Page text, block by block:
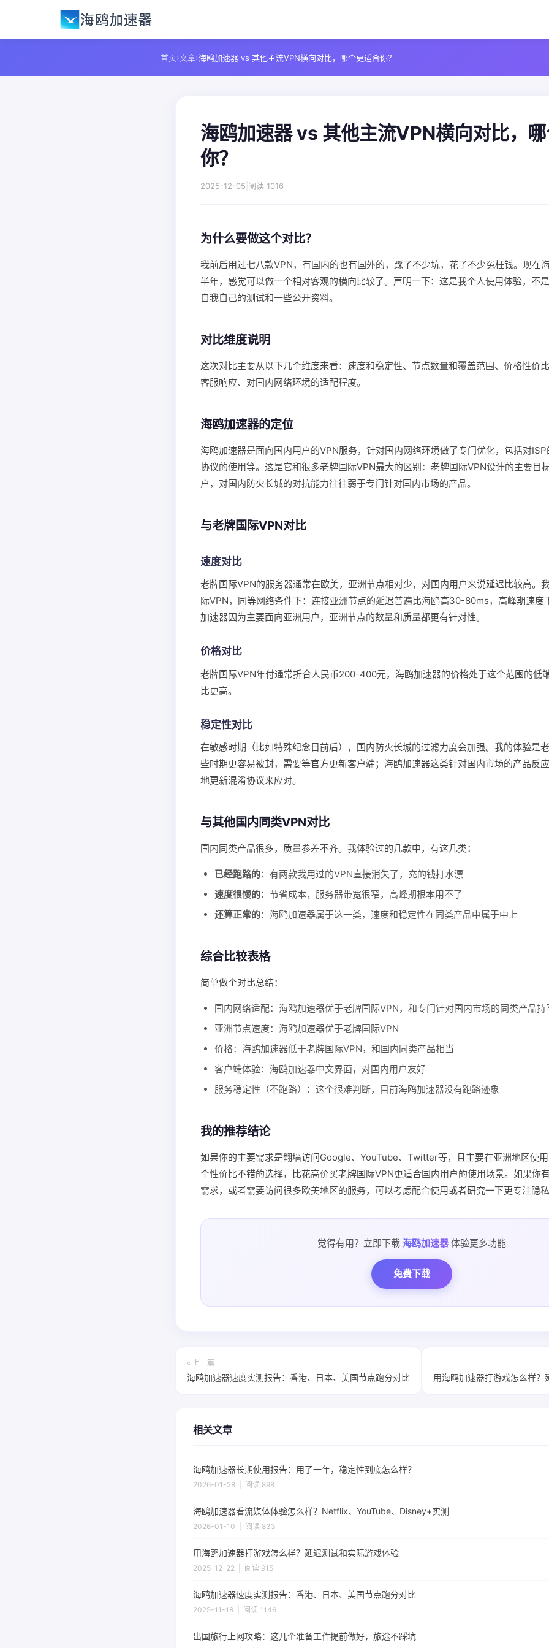
首页›文章›海鸥加速器 vs 其他主流VPN横向对比，哪个更适合你？
海鸥加速器 vs 其他主流VPN横向对比，
你？
2025-12-05 阅读 1016
为什么要做这个对比？
我前后用过七八款VPN，有国内的也有国外的，踩了不少坑，花了不少冤枉钱。现在
半年，感觉可以做一个相对客观的横向比较了。声明一下：这是我个人使用体验，不
自我自己的测试和一些公开资料。
对比维度说明
这次对比主要从以下几个维度来看：速度和稳定性、节点数量和覆盖范围、价格性价
客服响应、对国内网络环境的适配程度。
海鸥加速器的定位
海鸥加速器是面向国内用户的VPN服务，针对国内网络环境做了专门优化，包括对
协议的使用等。这是它和很多老牌国际VPN最大的区别：老牌国际VPN设计的主要目
户，对国内防火长城的对抗能力往往弱于专门针对国内市场的产品。
与老牌国际VPN对比
速度对比
老牌国际VPN的服务器通常在欧美，亚洲节点相对少，对国内用户来说延迟比较高。
际VPN，同等网络条件下：连接亚洲节点的延迟普遍比海鸥高30-80ms，高峰期速度
加速器因为主要面向亚洲用户，亚洲节点的数量和质量都更有针对性。
价格对比
老牌国际VPN年付通常折合人民币200-400元，海鸥加速器的价格处于这个范围的低
比更高。
稳定性对比
在敏感时期（比如特殊纪念日前后），国内防火长城的过滤力度会加强。我的体验是
些时期更容易被封，需要等官方更新客户端；海鸥加速器这类针对国内市场的产品反
地更新混淆协议来应对。
与其他国内同类VPN对比
国内同类产品很多，质量参差不齐。我体验过的几款中，有这几类：
已经跑路的：有两款我用过的VPN直接消失了，充的钱打水漂
速度很慢的：节省成本，服务器带宽很窄，高峰期根本用不了
还算正常的：海鸥加速器属于这一类，速度和稳定性在同类产品中属于中上
综合比较表格
简单做个对比总结：
国内网络适配：海鸥加速器优于老牌国际VPN，和专门针对国内市场的同类产品持
亚洲节点速度：海鸥加速器优于老牌国际VPN
价格：海鸥加速器低于老牌国际VPN，和国内同类产品相当
客户端体验：海鸥加速器中文界面，对国内用户友好
服务稳定性（不跑路）：这个很难判断，目前海鸥加速器没有跑路迹象
我的推荐结论
如果你的主要需求是翻墙访问Google、YouTube、Twitter等，且主要在亚洲地区使
个性价比不错的选择，比花高价买老牌国际VPN更适合国内用户的使用场景。如果你
需求，或者需要访问很多欧美地区的服务，可以考虑配合使用或者研究一下更专注隐
觉得有用？立即下载 海鸥加速器 体验更多功能
免费下载
« 上一篇
海鸥加速器速度实测报告：香港、日本、美国节点跑分对比 用海鸥加速器打游戏怎么样？
相关文章
海鸥加速器长期使用报告：用了一年，稳定性到底怎么样？
2026-01-28 | 阅读 898
海鸥加速器看流媒体体验怎么样？Netflix、YouTube、Disney+实测
2026-01-10 | 阅读 833
用海鸥加速器打游戏怎么样？延迟测试和实际游戏体验
2025-12-22 | 阅读 915
海鸥加速器速度实测报告：香港、日本、美国节点跑分对比
2025-11-18 | 阅读 1146
出国旅行上网攻略：这几个准备工作提前做好，旅途不踩坑